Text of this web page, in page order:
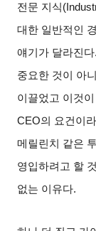
전문 지식
대한 일반적인
얘기가 달라진다
중요한 것이 아
이끌었고 이것이
CEO의 요건이
메릴린치 같은
영입하려고 할
없는 이유다.